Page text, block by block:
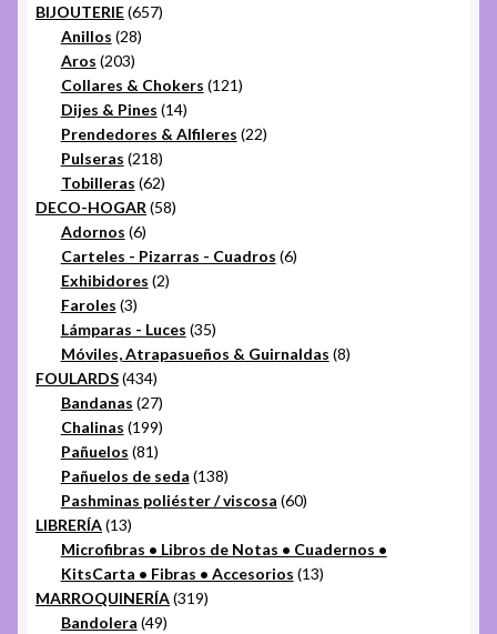
BIJOUTERIE 657657
Anillos 2828
Aros 203203
productos
Collares & Chokers 121121
Dijes & Pines 1414
productos
Prendedores & Alfileres 2222
Pulseras 218218
productos
Tobilleras 6262
productos
DECO-HOGAR 5858
Adornos 66
productos
Carteles - Pizarras - Cuadros 66
Exhibidores 22
Faroles 33
productos
Lámparas - Luces 3535
productos
Móviles, Atrapasueños & Guirnaldas 88
FOULARDS 434434
productos
Bandanas 2727
productos
Chalinas 199199
productos
Pañuelos 8181
productos
Pañuelos de seda 138138
productos
Pashminas poliéster / viscosa 6060
LIBRERÍA 1313
productos
Microfibras • Libros de Notas • Cuadernos •
KitsCarta • Fibras • Accesorios 1313
MARROQUINERÍA 319319
Bandolera 4949